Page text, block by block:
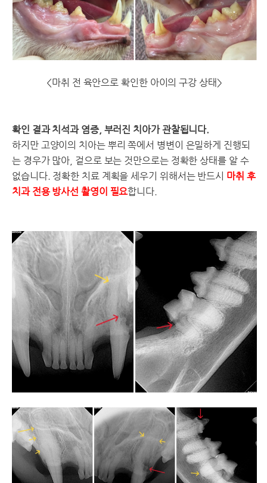
<마취 전 육안으로 확인한 아이의 구강 상태>
확인 결과 치석과 염증, 부러진 치아가 관찰됩니다.
하지만 고양이의 치아는 뿌리 쪽에서 병변이 은밀하게 진행되
는 경우가 많아, 겉으로 보는 것만으로는 정확한 상태를 알 수
없습니다. 정확한 치료 계획을 세우기 위해서는 반드시 마취 후
치과 전용 방사선 촬영이 필요합니다.